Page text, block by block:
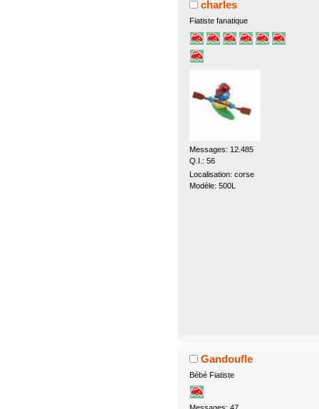
charles
Fiatiste fanatique
Messages: 12.485
Q.I.: 56
Localisation: corse
Modèle: 500L
Gandoufle
Bébé Fiatiste